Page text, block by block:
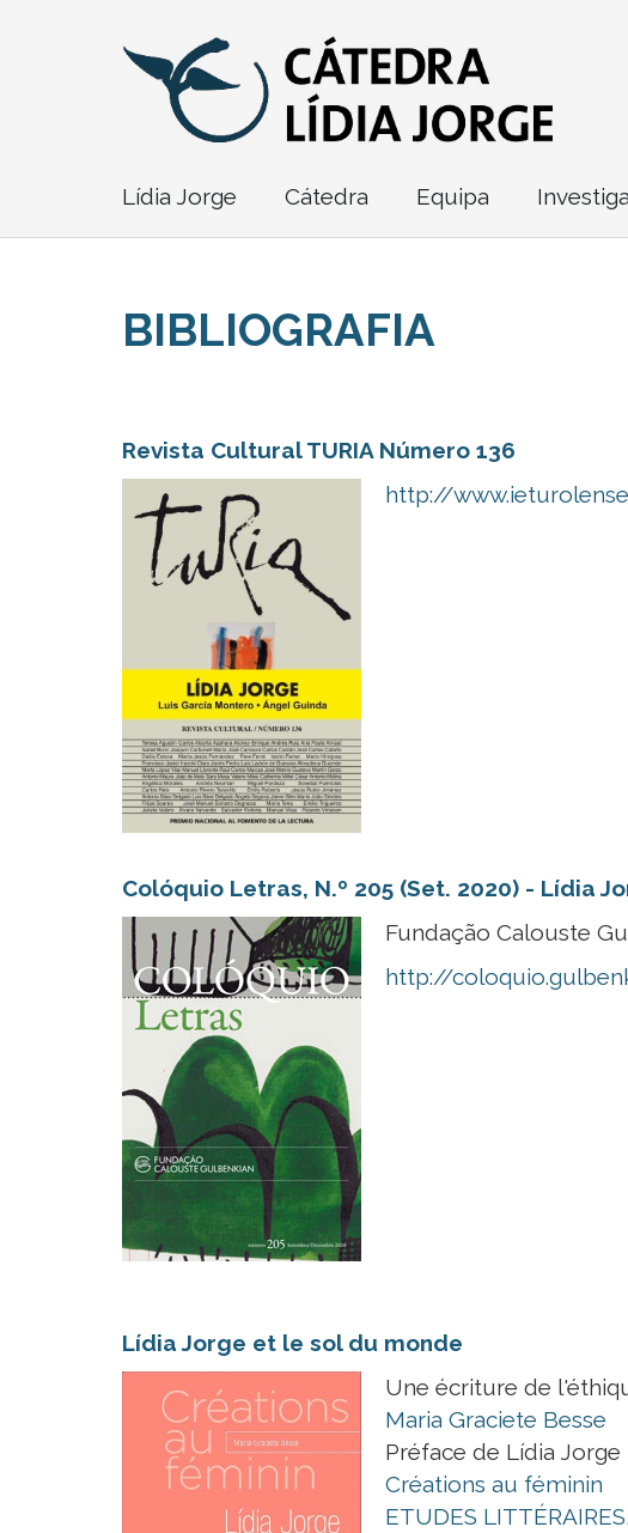
Lídia Jorge Cátedra Equipa
BIBLIOGRAFIA
Revista Cultural TURIA Número 136
http://
Colóquio Letras, N.º 205 (Set. 2020) - Lídia
Fundação Calouste
http://
Lídia Jorge et le sol du monde
Une écriture de
Maria Graciete Besse
Préface de Lídia Jorge
Créations au féminin
ETUDES